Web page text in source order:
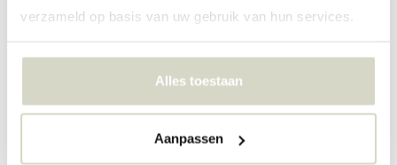
verzameld op basis van uw gebruik van hun services.
Alles toestaan
Aanpassen
Reviews
Er zijn nog geen reviews geschreven over dit product..